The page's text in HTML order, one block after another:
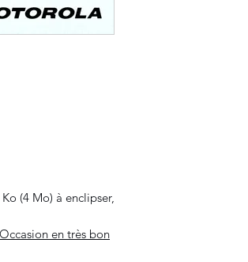
(4 Mo) à enclipser,
Occasion en très bon